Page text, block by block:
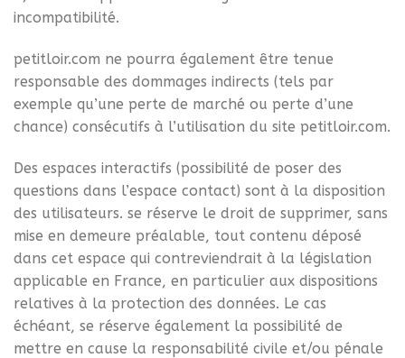
incompatibilité.
petitloir.com ne pourra également être tenue
responsable des dommages indirects (tels par
exemple qu’une perte de marché ou perte d’une
chance) consécutifs à l’utilisation du site petitloir.com.
Des espaces interactifs (possibilité de poser des
questions dans l’espace contact) sont à la disposition
des utilisateurs. se réserve le droit de supprimer, sans
mise en demeure préalable, tout contenu déposé
dans cet espace qui contreviendrait à la législation
applicable en France, en particulier aux dispositions
relatives à la protection des données. Le cas
échéant, se réserve également la possibilité de
mettre en cause la responsabilité civile et/ou pénale